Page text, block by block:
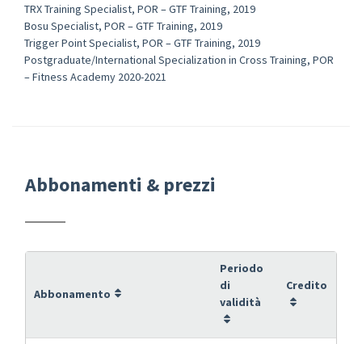
TRX Training Specialist, POR – GTF Training, 2019
Bosu Specialist, POR – GTF Training, 2019
Trigger Point Specialist, POR – GTF Training, 2019
Postgraduate/International Specialization in Cross Training, POR
– Fitness Academy 2020-2021
Abbonamenti & prezzi
Abbonamento
Periodo
di
validità
Credito